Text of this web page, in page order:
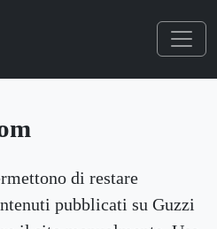
di restare
pubblicati su Guzzi